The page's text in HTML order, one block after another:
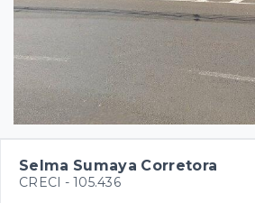
Selma Sumaya Corretora
CRECI - 105.436